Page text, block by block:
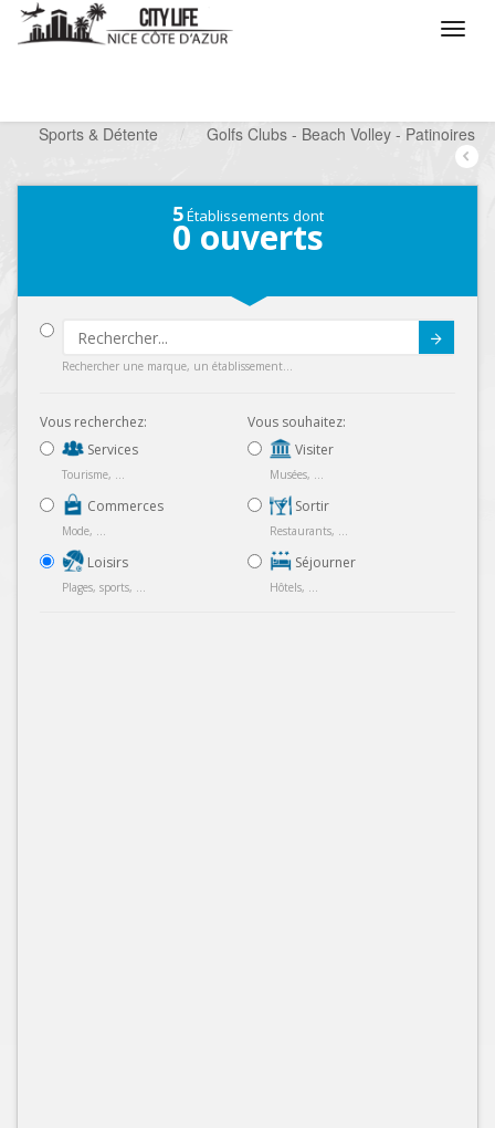
Sports & Détente
/ Golfs Clubs - Beach Volley - Patinoires
5Établissements dont
0 ouverts
Rechercher une marque, un établissement...
Vous recherchez:
Services
Tourisme, ...
Commerces
Mode, ...
Loisirs
Plages, sports, ...
Vous souhaitez:
Visiter
Musées, ...
Sortir
Restaurants, ...
Séjourner
Hôtels, ...